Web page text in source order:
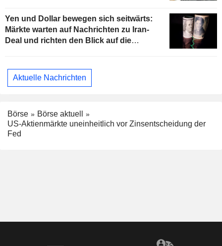
Yen und Dollar bewegen sich seitwärts:
Märkte warten auf Nachrichten zu Iran-
Deal und richten den Blick auf die
Aktuelle Nachrichten
Börse
Börse aktuell
US-Aktienmärkte uneinheitlich vor Zinsentscheidung der
Fed